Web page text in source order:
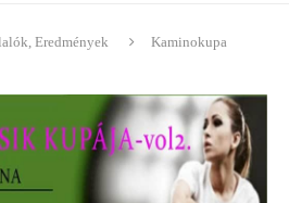
Eredmények
Kaminokupa